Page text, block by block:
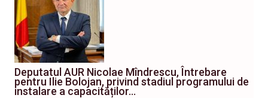
Deputatul AUR Nicolae Mîndrescu, Întrebare
pentru Ilie Bolojan, privind stadiul programului de
instalare a capacităților…